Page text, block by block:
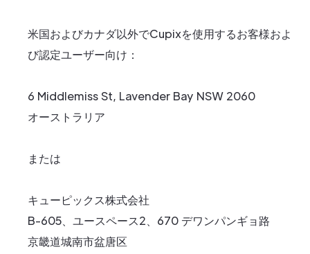
米国およびカナダ以外でCupixを使用するお客様およ
び認定ユーザー向け：
6 Middlemiss St, Lavender Bay NSW 2060
オーストラリア
または
‍キューピックス株式会社
B-605、ユースペース2、670 デワンパンギョ路
京畿道城南市盆唐区